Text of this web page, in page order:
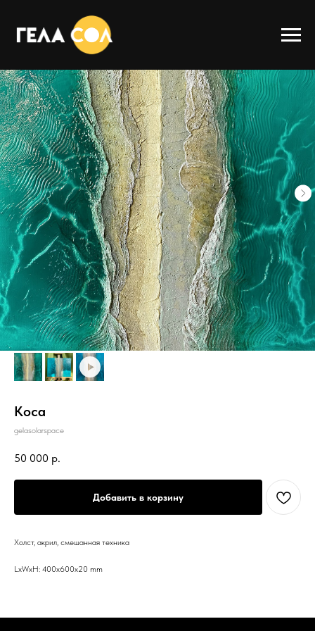
Коса
gelasolarspace
50 000 р.
Добавить в корзину
Холст, акрил, смешанная техника
LxWxH: 400x600x20 mm